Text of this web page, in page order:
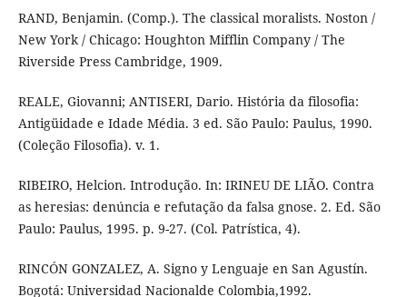
RAND, Benjamin. (Comp.). The classical moralists. Noston /
New York / Chicago: Houghton Mifflin Company / The
Riverside Press Cambridge, 1909.
REALE, Giovanni; ANTISERI, Dario. História da filosofia:
Antigüidade e Idade Média. 3 ed. São Paulo: Paulus, 1990.
(Coleção Filosofia). v. 1.
RIBEIRO, Helcion. Introdução. In: IRINEU DE LIÃO. Contra
as heresias: denúncia e refutação da falsa gnose. 2. Ed. São
Paulo: Paulus, 1995. p. 9-27. (Col. Patrística, 4).
RINCÓN GONZALEZ, A. Signo y Lenguaje en San Agustín.
Bogotá: Universidad Nacionalde Colombia,1992.